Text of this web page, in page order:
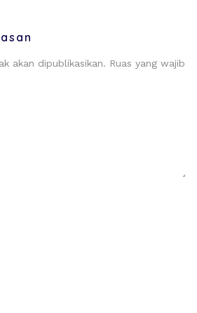
akan dipublikasikan. Ruas yang wajib